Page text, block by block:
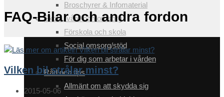
Broschyrer & Infomaterial
Skola, vård och omsorg
Förskola och skola
Social omsorg/stöd
För dig som arbetar i vården
Råd och tips
Allmänt om att skydda sig
FAQ-Bilar och andra fordon
Vilken bil strålar minst?
Inlägget
2015-05-06